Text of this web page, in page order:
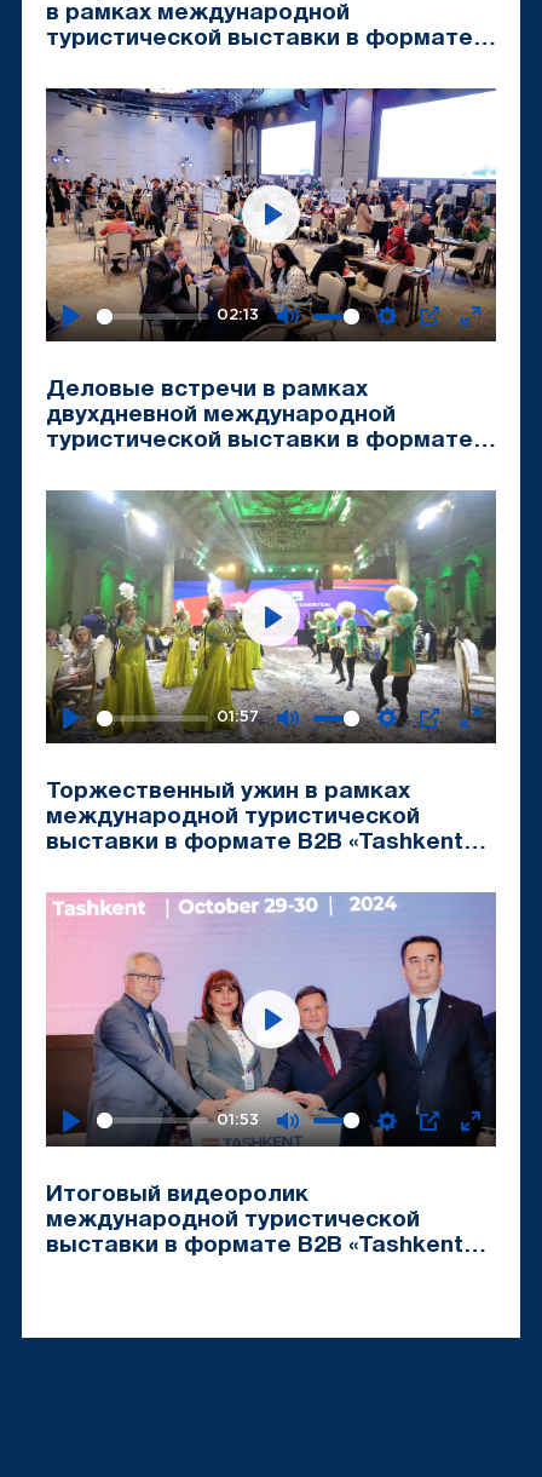
в рамках международной
туристической выставки в формате
Play
02:13
Mute Settings
PIP Enter
Play
Деловые встречи в рамках
двухдневной международной
туристической выставки в формате
Play
01:57
Mute Settings
PIP Enter
Play
Торжественный ужин в рамках
международной туристической
выставки в формате B2B «Tashkent
Play
01:53
Mute
Enter
Play
Итоговый видеоролик
международной туристической
выставки в формате B2B «Tashkent